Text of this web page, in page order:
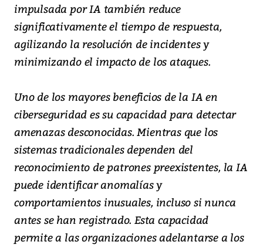
impulsada por IA también reduce
significativamente el tiempo de respuesta,
agilizando la resolución de incidentes y
minimizando el impacto de los ataques.
Uno de los mayores beneficios de la IA en
ciberseguridad es su capacidad para detectar
amenazas desconocidas. Mientras que los
sistemas tradicionales dependen del
reconocimiento de patrones preexistentes, la IA
puede identificar anomalías y
comportamientos inusuales, incluso si nunca
antes se han registrado. Esta capacidad
permite a las organizaciones adelantarse a los